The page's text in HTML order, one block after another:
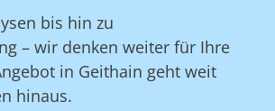
bis hin zu
– wir denken weiter für Ihre
in Geithain geht weit
hinaus.